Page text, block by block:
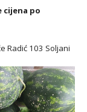
cijena po
Radić 103 Soljani